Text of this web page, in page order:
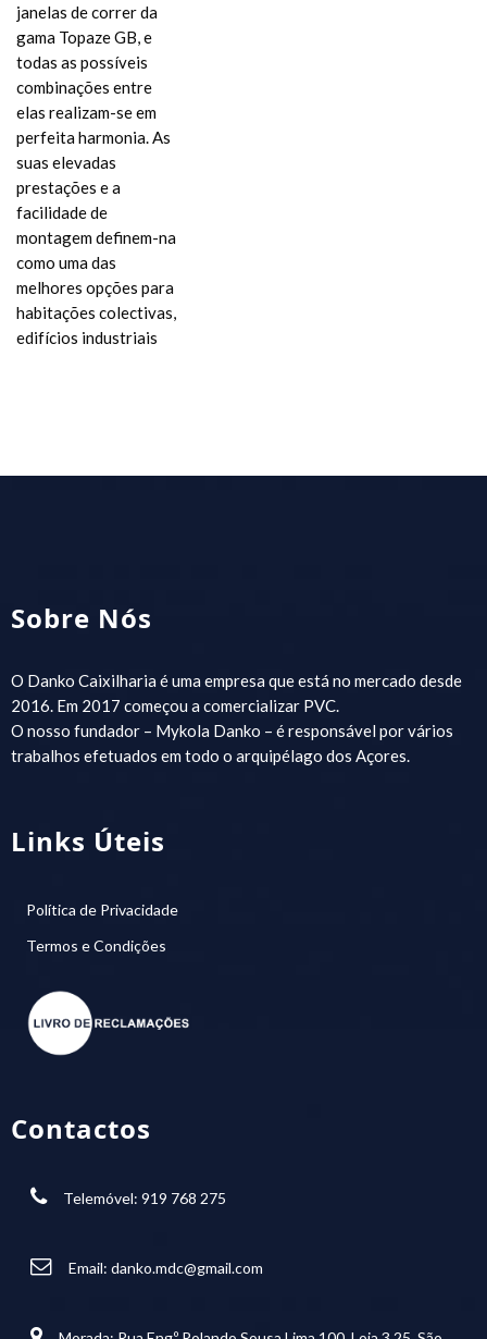
janelas de correr da
gama Topaze GB, e
todas as possíveis
combinações entre
elas realizam-se em
perfeita harmonia. As
suas elevadas
prestações e a
facilidade de
montagem definem-na
como uma das
melhores opções para
habitações colectivas,
edifícios industriais
Sobre Nós
O Danko Caixilharia é uma empresa que está no mercado desde
2016. Em 2017 começou a comercializar PVC.
O nosso fundador – Mykola Danko – é responsável por vários
trabalhos efetuados em todo o arquipélago dos Açores.
Links Úteis
Política de Privacidade
Termos e Condições
Contactos
Telemóvel: 919 768 275
Email: danko.mdc@gmail.com